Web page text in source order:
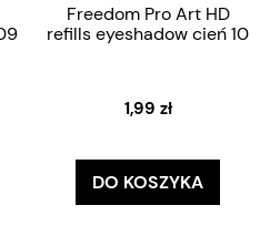
Freedom Pro Art HD
refills eyeshadow cień 10
1,99 zł
DO KOSZYKA